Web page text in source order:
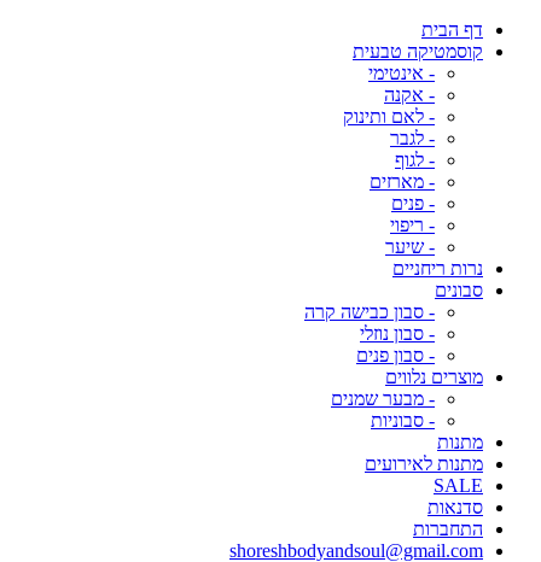
דף הבית
קוסמטיקה טבעית
- אינטימי
- אקנה
- לאם ותינוק
- לגבר
- לגוף
- מארזים
- פנים
- ריפוי
- שיער
נרות ריחניים
סבונים
- סבון כבישה קרה
- סבון נוזלי
- סבון פנים
מוצרים נלווים
- מבער שמנים
- סבוניות
מתנות
מתנות לאירועים
SALE
סדנאות
התחברות
shoreshbodyandsoul@gmail.com